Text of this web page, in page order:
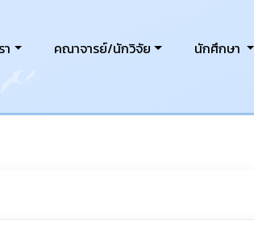
า คณาจารย์/นักวิจัย นักศึกษา